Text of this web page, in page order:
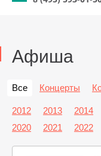
Афиша
Все Концерты
2012 2013 2014
2020
2021 2022